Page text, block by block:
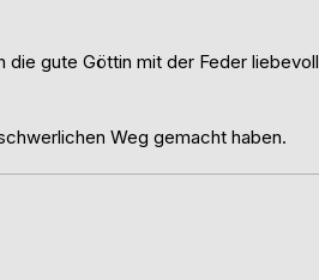
gute Göttin mit der Feder
Weg gemacht haben.